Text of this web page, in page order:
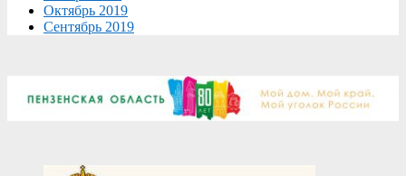
Октябрь 2019
Сентябрь 2019